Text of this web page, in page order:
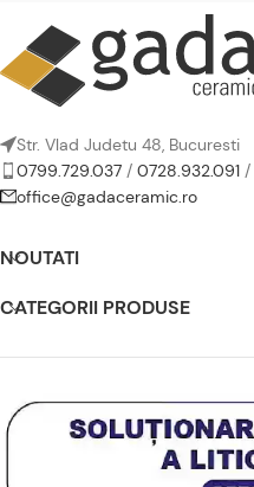
Str. Vlad Judetu 48, Bucuresti
0799.729.037 / 0728.932.091 /
office@gadaceramic.ro
NOUTATI
CATEGORII PRODUSE